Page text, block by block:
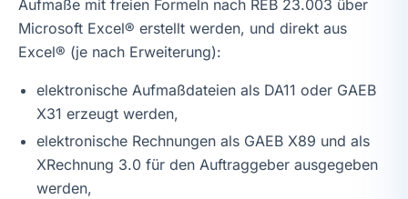
Aufmaße mit freien Formeln nach REB 23.003 über
Microsoft Excel® erstellt werden, und direkt aus
Excel® (je nach Erweiterung):
elektronische Aufmaßdateien als DA11 oder GAEB
X31 erzeugt werden,
elektronische Rechnungen als GAEB X89 und als
XRechnung 3.0 für den Auftraggeber ausgegeben
werden,